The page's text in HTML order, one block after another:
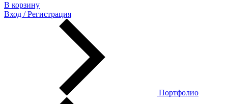
В корзину
Вход / Регистрация
Портфолио